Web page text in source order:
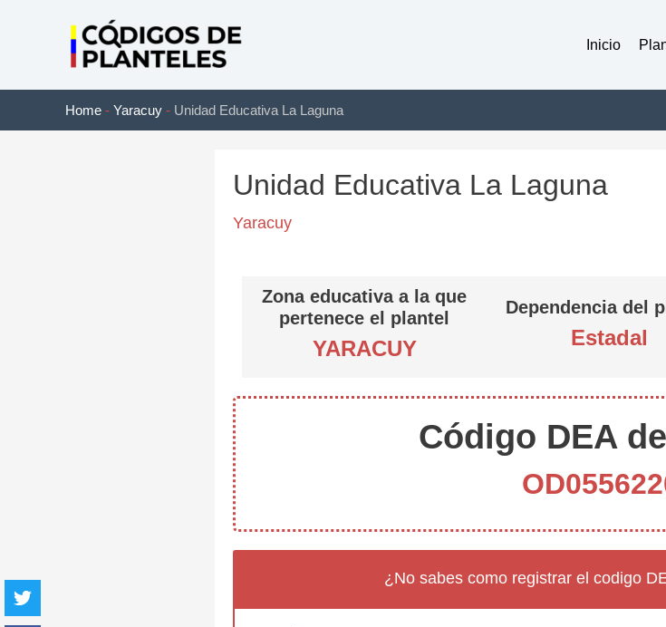
Inicio
Home - Yaracuy - Unidad Educativa La Laguna
Unidad Educativa La Laguna
Yaracuy
Zona educativa a la que
pertenece el plantel
YARACUY
Dependencia del
Estadal
Código DEA
¿No sabes como registrar el codigo